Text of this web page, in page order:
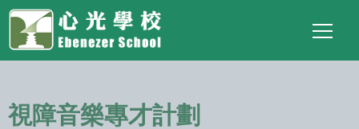
移至主內容
Top
Social
Link
Language
switcher
Main
navigation
視障音樂專才計劃